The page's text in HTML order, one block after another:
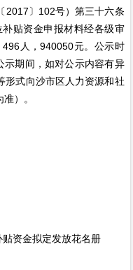
2017〕102号）第三十六条
贴资金申报材料经各级审
人，940050元。公示时
期间，如对公示内容有异
形式向沙市区人力资源和社
）。
资金拟定发放花名册